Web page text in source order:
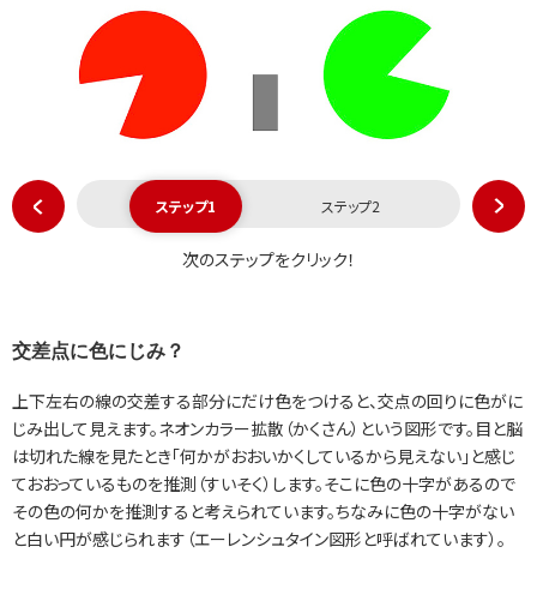
ステップ1 ステップ2
次のステップをクリック！
交差点に色にじみ？
上下左右の線の交差する部分にだけ色をつけると、交点の回りに色がに
じみ出して見えます。ネオンカラー拡散（かくさん）という図形です。目と脳
は切れた線を見たとき「何かがおおいかくしているから見えない」と感じ
ておおっているものを推測（すいそく）します。そこに色の十字があるので
その色の何かを推測すると考えられています。ちなみに色の十字がない
と白い円が感じられます（エーレンシュタイン図形と呼ばれています）。